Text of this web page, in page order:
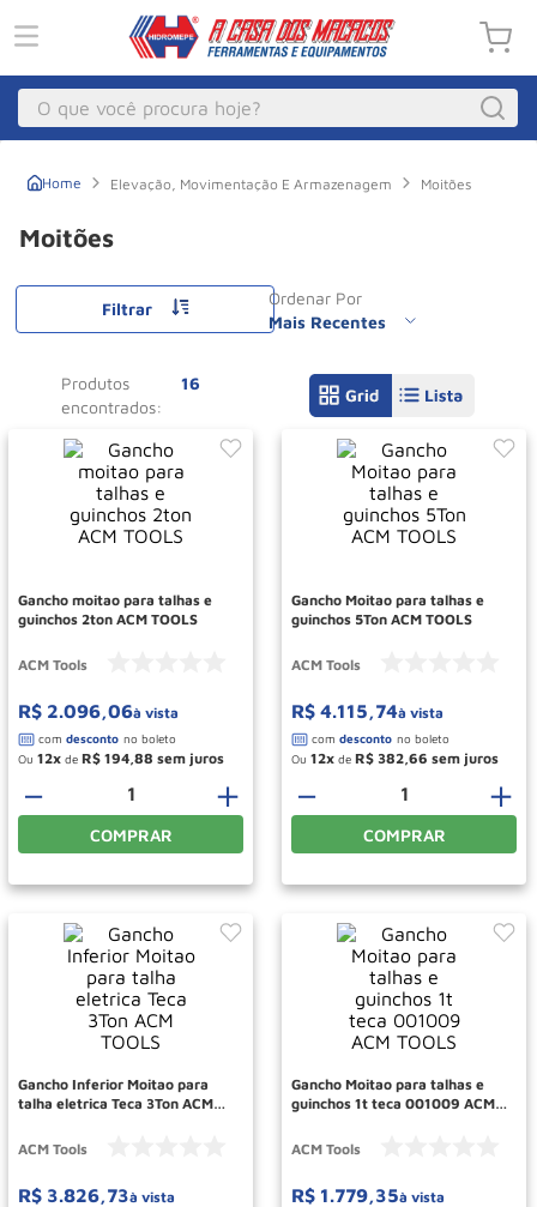
O que você procura hoje?
Elevação, Movimentação E Armazenagem Moitões
Moitões
Ordenar Por
Mais Recentes
Filtrar
16
Produtos
Gancho moitao para talhas e
guinchos 2ton ACM TOOLS
ACM Tools
R$ 2.096,06à vista
Ou 12 de R$ 194,88
＋
－
COMPRAR
Gancho Moitao para talhas e
guinchos 5Ton ACM TOOLS
ACM Tools
R$ 4.115,74à vista
Ou 12 de R$ 382,66
＋
－
COMPRAR
Gancho Inferior Moitao para
talha eletrica Teca 3Ton ACM
ACM Tools
R$ 3.826,73à vista
Gancho Moitao para talhas e
guinchos 1t teca 001009 ACM
ACM Tools
R$ 1.779,35à vista
1 º Macacos
Talha Eletrica
Guincho
Rodizio
Talha